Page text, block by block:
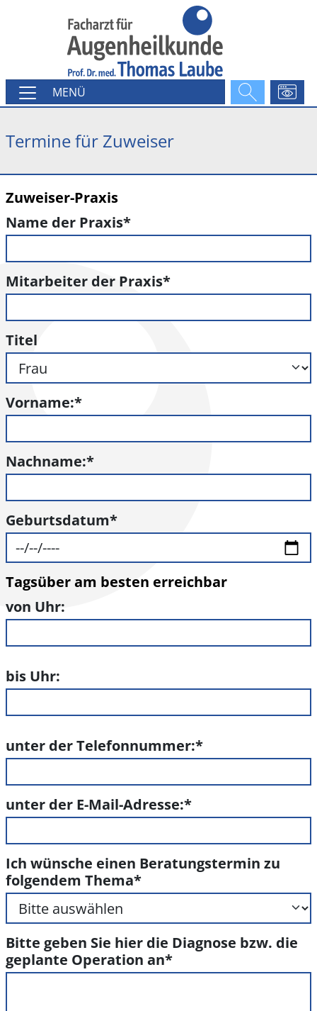
MENÜ
Termine für Zuweiser
Zuweiser-Praxis
Name der Praxis*
Mitarbeiter der Praxis*
Titel
Vorname:*
Nachname:*
Geburtsdatum*
Tagsüber am besten erreichbar
von Uhr:
bis Uhr:
unter der Telefonnummer:*
unter der E-Mail-Adresse:*
Ich wünsche einen Beratungstermin zu
folgendem Thema*
Bitte geben Sie hier die Diagnose bzw. die
geplante Operation an*